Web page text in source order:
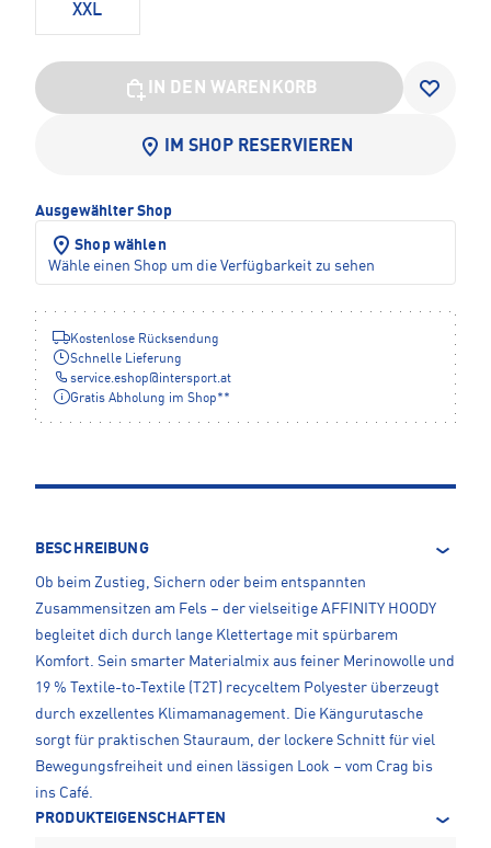
XXL
IN DEN WARENKORB
IM SHOP RESERVIEREN
Ausgewählter Shop
Shop wählen
Wähle einen Shop um die Verfügbarkeit zu sehen
Kostenlose Rücksendung
Schnelle Lieferung
service.eshop@intersport.at
Gratis Abholung im Shop**
BESCHREIBUNG
Ob beim Zustieg, Sichern oder beim entspannten
Zusammensitzen am Fels – der vielseitige AFFINITY HOODY
begleitet dich durch lange Klettertage mit spürbarem
Komfort. Sein smarter Materialmix aus feiner Merinowolle und
19 % Textile-to-Textile (T2T) recyceltem Polyester überzeugt
durch exzellentes Klimamanagement. Die Kängurutasche
sorgt für praktischen Stauraum, der lockere Schnitt für viel
Bewegungsfreiheit und einen lässigen Look – vom Crag bis
ins Café.
PRODUKTEIGENSCHAFTEN